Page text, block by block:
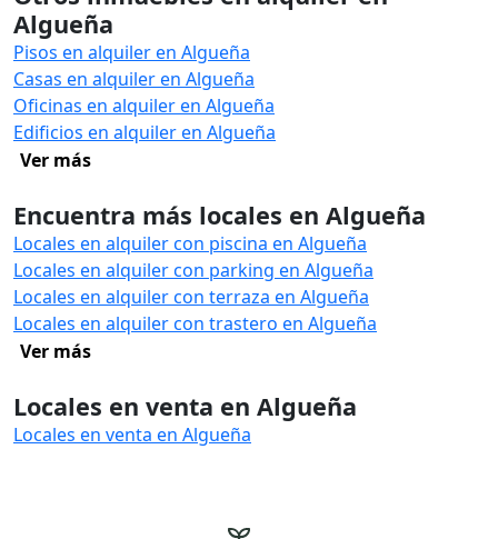
Algueña
Pisos en alquiler en Algueña
Casas en alquiler en Algueña
Oficinas en alquiler en Algueña
Edificios en alquiler en Algueña
Ver más
Encuentra más locales en Algueña
Locales en alquiler con piscina en Algueña
Locales en alquiler con parking en Algueña
Locales en alquiler con terraza en Algueña
Locales en alquiler con trastero en Algueña
Ver más
Locales en venta en Algueña
Locales en venta en Algueña